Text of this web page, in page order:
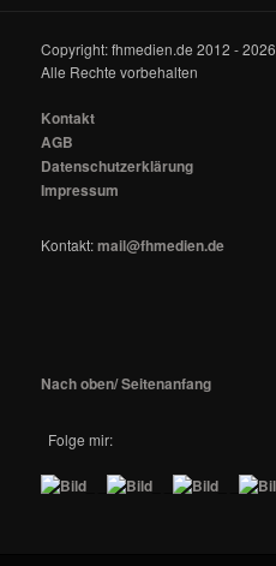
Copyright: fhmedien.de 2012 - 2026
Alle Rechte vorbehalten
Kontakt
AGB
Datenschutzerklärung
Impressum
Kontakt:mail@fhmedien.de
Nach oben/ Seitenanfang
Folge mir: